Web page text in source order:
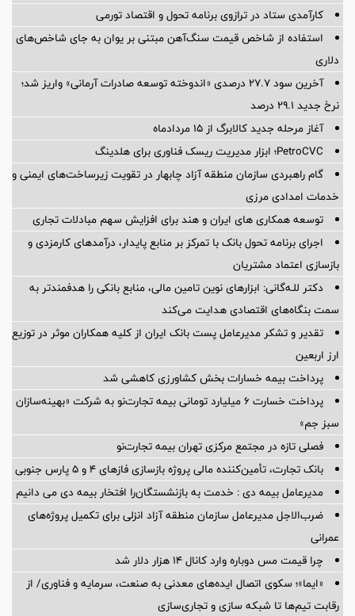
کارآمدی ستاد در ترازوی برنامه تحول و اقتصاد تورمی
استفاده از شاخص قیمت سنگ‌آهن مبتنی بر یوان به جای شاخص‌های
دلاری
آخرین سود ۲۷.۷ درصدی «اندوخته توسعه صادرات آرمانی» واریز شد؛
نرخ جدید ۲۹.۱ درصد
آغاز مرحله جدید کالابرگ از ۱۵ مردادماه
PetroCVC؛ ابزار مدیریت ریسک فناوری برای هلدینگ
گام راهبردی سازمان منطقه آزاد چابهار در تقویت زیرساخت‌های ایمنی و
خدمات امدادی مرزی
توسعه همکاری های ایران و هند برای افزایش سهم مبادلات تجاری
اجرای برنامه تحول بانک با تمرکز بر منابع پایدار، درآمدهای کارمزدی و
بازسازی اعتماد مشتریان
دکتر للـه‌گانی: ابزارهای نوین تامین مالی، منابع بانکی را هدفمندتر به
سمت بنگاه‌های اقتصادی هدایت می‌کند
تقدیر و تشکر مدیرعامل پست بانک ایران از کلیه همکاران موثر در توزیع
ارز اربعین
پرداخت بیمه خسارات بخش کشاورزی کاهشی شد
پرداخت خسارت ۶ میلیارد تومانی بیمه تجارت‌نو به شرکت «بهینه‌سازان
سبز جم»
فصلی تازه در مجتمع مرکزی تهران بیمه تجارت‌نو
بانک تجارت، تأمین‌کننده مالی پروژه بازسازی فازهای ۴ و ۵ پارس جنوبی
مدیرعامل بیمه دی : خدمت به بازنشستگان‌را افتخار بیمه دی می دانیم
ضرب‌الاجل مدیرعامل سازمان منطقه آزاد انزلی برای تكمیل پروژه‌های
عمرانی
چرا قیمت مس دوباره وارد کانال ۱۴ هزار دلار شد
«ایما»؛ سکوی اتصال ایده‌های معدنی به صنعت، سرمایه و فناوری/ از
رقابت تیم‌ها تا شبکه سازی و تجاری‌سازی